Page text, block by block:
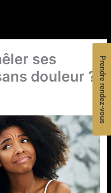
ses
douleur ? Prendre rendez-vous